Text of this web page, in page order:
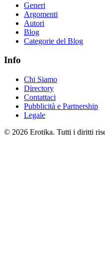
Generi
Argomenti
Autori
Blog
Categorie del Blog
Info
Chi Siamo
Directory
Contattaci
Pubblicità e Partnership
Legale
© 2026 Erotika. Tutti i diritti